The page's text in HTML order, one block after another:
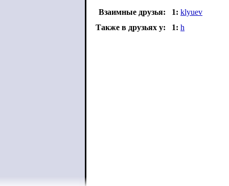
Взаимные друзья:
1: klyuev
Также в друзьях у:
1: h